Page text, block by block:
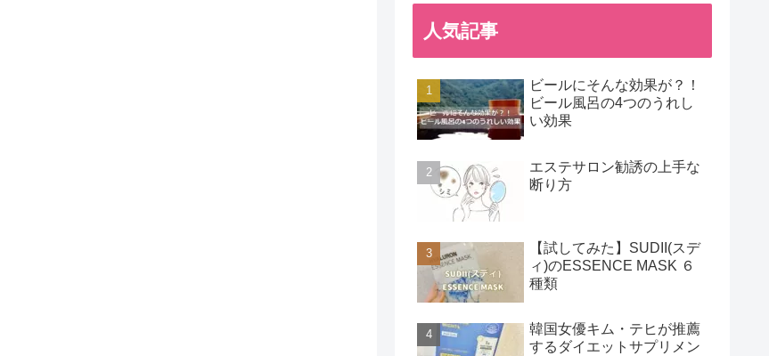
人気記事
ビールにそんな効果が？！
ビール風呂の4つのうれし
い効果
エステサロン勧誘の上手な
断り方
【試してみた】SUDII(スデ
ィ)のESSENCE MASK ６
種類
韓国女優キム・テヒが推薦
するダイエットサプリメン